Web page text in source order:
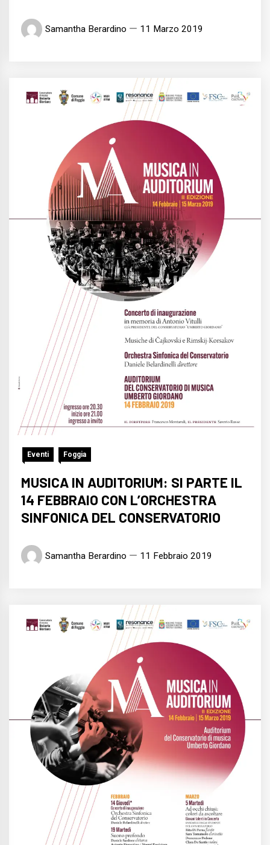
Samantha Berardino 11 Marzo 2019
Eventi Foggia
MUSICA IN AUDITORIUM: SI PARTE IL
14 FEBBRAIO CON L’ORCHESTRA
SINFONICA DEL CONSERVATORIO
Samantha Berardino 11 Febbraio 2019